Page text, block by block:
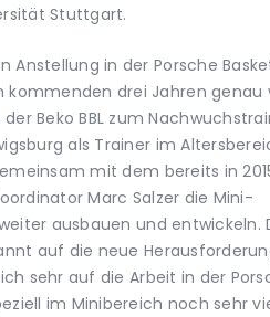
Stuttgart.
Anstellung in der Porsche
kommenden drei Jahren genau
Beko BBL zum
als Trainer im
mit dem bereits in
Marc Salzer die Mini-
ausbauen und entwickeln.
auf die neue
sehr auf die Arbeit in der
im Minibereich noch sehr